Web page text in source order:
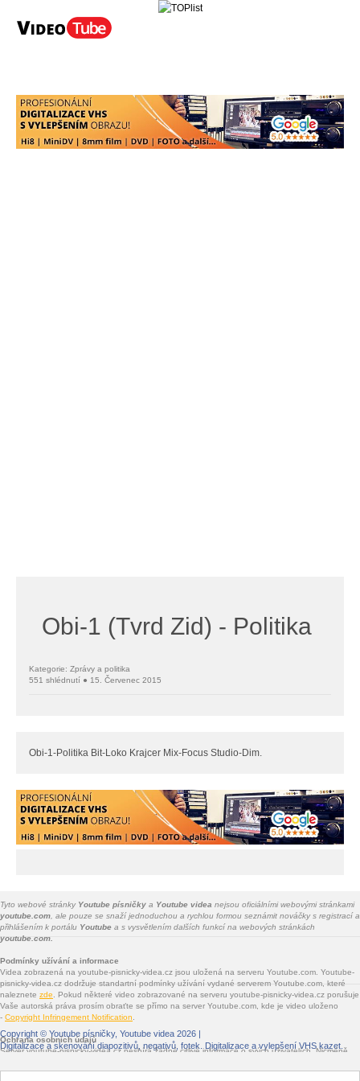
Obi-1 (Tvrd Zid) - Politika
Kategorie: Zprávy a politika
551 shlédnutí ● 15. Červenec 2015
Obi-1-Politika Bit-Loko Krajcer Mix-Focus Studio-Dim.
Tyto webové stránky Youtube písničky a Youtube videa nejsou oficiálními webovými stránkami
youtube.com , ale pouze se snaží jednoduchou a rychlou formou seznámit nováčky s registrací a
přihlášením k portálu Youtube a s vysvětlením dalších funkcí na webových stránkách
youtube.com.
Podmínky užívání a informace
Videa zobrazená na youtube-pisnicky-videa.cz jsou uložená na serveru Youtube.com. Youtube-
pisnicky-videa.cz dodržuje standartní podmínky užívání vydané serverem Youtube.com, které
naleznete zde . Pokud některé video zobrazované na serveru youtube-pisnicky-videa.cz porušuje
Vaše autorská práva prosím obraťte se přímo na server Youtube.com, kde je video uloženo
- Copyright Infringement Notification
Ochrana osobních údajů
Server youtube-pisnicky-videa.cz nesbírá žádné citlivé informace o svých uživatelích. Nicméně
Twitter.com, Seznam.cz - které informace sbírat mohou. Jde především o služby sdílení na
Copyright © Youtube písničky, Youtube videa 2026 |
Digitalizace a skenování diapozitivů, negativů, fotek . Digitalizace a vylepšení VHS kazet.